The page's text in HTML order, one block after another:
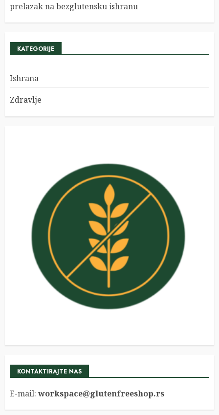
prelazak na bezglutensku ishranu
KATEGORIJE
Ishrana
Zdravlje
KONTAKTIRAJTE NAS
E-mail: workspace@glutenfreeshop.rs